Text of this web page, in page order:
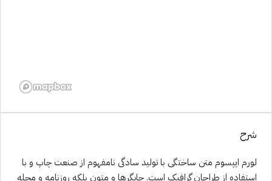
شرح
لورم ایپسوم متن ساختگی با تولید سادگی نامفهوم از صنعت چاپ و با
استفاده از طراحان گرافیک است. چاپگرها و متون بلکه روزنامه و مجله